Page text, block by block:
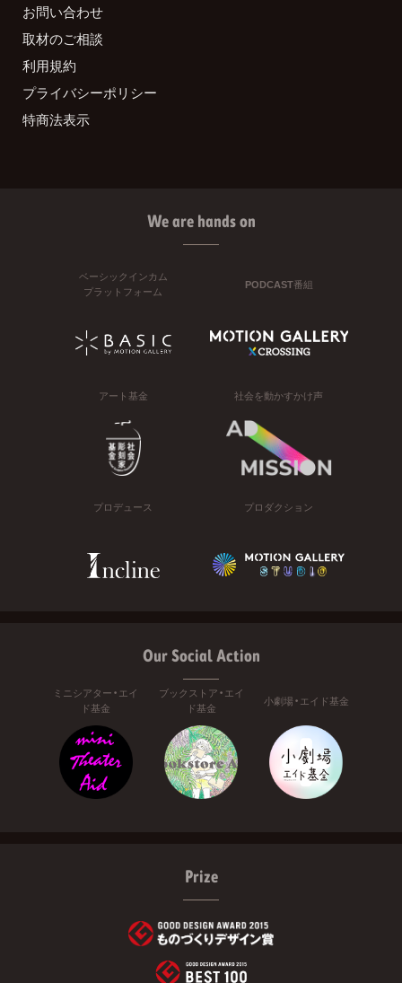
お問い合わせ
取材のご相談
利用規約
プライバシーポリシー
特商法表示
We are hands on
ベーシックインカム
プラットフォーム
PODCAST番組
アート基金 社会を動かすかけ声
プロデュース プロダクション
Our Social Action
ミニシアター・エイ
ド基金
ブックストア・エイ
ド基金
小劇場・エイド基金
Prize